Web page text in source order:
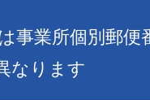
事業所個別郵
なります